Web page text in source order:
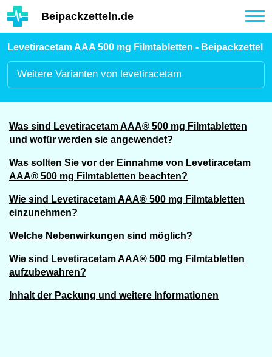
Hauptinhalt
Beipackzetteln.de
Levetiracetam AAA 500 mg Filmtabletten - Beipackzettel
Weitere Varianten von levetiracetam
Was sind Levetiracetam AAA® 500 mg Filmtabletten
und wofür werden sie angewendet?
Was sollten Sie vor der Einnahme von Levetiracetam
AAA® 500 mg Filmtabletten beachten?
Wie sind Levetiracetam AAA® 500 mg Filmtabletten
einzunehmen?
Welche Nebenwirkungen sind möglich?
Wie sind Levetiracetam AAA® 500 mg Filmtabletten
aufzubewahren?
Inhalt der Packung und weitere Informationen